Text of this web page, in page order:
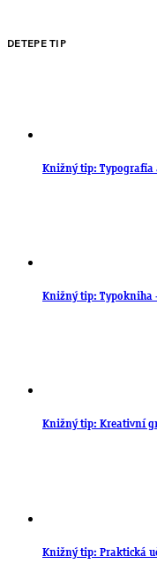
DETEPE TIP
Knižný tip: Typografia
Knižný tip: Typokniha
Knižný tip: Kreativní
Knižný tip: Praktická